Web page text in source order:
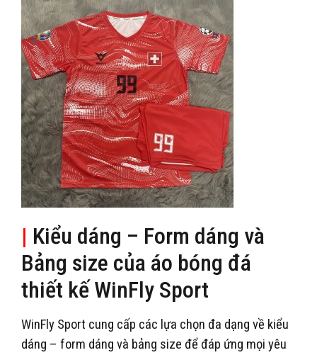
| Kiểu dáng – Form dáng và
Bảng size của áo bóng đá
thiết kế WinFly Sport
WinFly Sport cung cấp các lựa chọn đa dạng về kiểu
dáng – form dáng và bảng size để đáp ứng mọi yêu